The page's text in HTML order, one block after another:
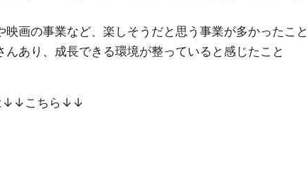
画の事業など、楽しそうだと思う事業が多かったこと
あり、成長できる環境が整っていると感じたこと
↓↓こちら↓↓